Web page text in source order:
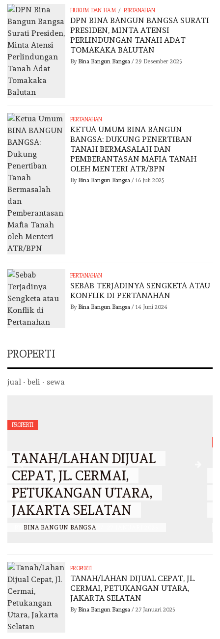
HUKUM DAN HAM / PERTANAHAN
DPN BINA BANGUN BANGSA SURATI
PRESIDEN, MINTA ATENSI
PERLINDUNGAN TANAH ADAT
TOMAKAKA BALUTAN
By Bina Bangun Bangsa/ 29 Desember 2025
PERTANAHAN
KETUA UMUM BINA BANGUN
BANGSA: DUKUNG PENERTIBAN
TANAH BERMASALAH DAN
PEMBERANTASAN MAFIA TANAH
OLEH MENTERI ATR/BPN
By Bina Bangun Bangsa/ 16 Juli 2025
PERTANAHAN
SEBAB TERJADINYA SENGKETA ATAU
KONFLIK DI PERTANAHAN
By Bina Bangun Bangsa/ 14 Juni 2024
PROPERTI
jual - beli - sewa
TANAH/LAHAN DIJUAL
CEPAT, BUMI CENGKARENG
INDAH, JAKARTA BARAT
BY BINA BANGUN BANGSA
PROPERTI
TANAH/LAHAN DIJUAL CEPAT, JL.
CERMAI, PETUKANGAN UTARA,
JAKARTA SELATAN
By Bina Bangun Bangsa/ 27 Januari 2025